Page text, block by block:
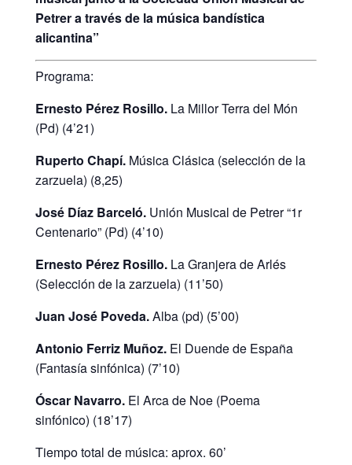
Petrer a través de la música bandística
alicantina”
Programa:
Ernesto Pérez Rosillo. La Millor Terra del Món
(Pd) (4’21)
Ruperto Chapí. Música Clásica (selección de la
zarzuela) (8,25)
José Díaz Barceló. Unión Musical de Petrer “1r
Centenario” (Pd) (4’10)
Ernesto Pérez Rosillo. La Granjera de Arlés
(Selección de la zarzuela) (11’50)
Juan José Poveda.Alba (pd) (5’00)
Antonio Ferriz Muñoz. El Duende de España
(Fantasía sinfónica) (7’10)
Óscar Navarro. El Arca de Noe (Poema
sinfónico) (18’17)
Tiempo total de música: aprox. 60’